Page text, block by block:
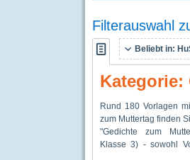
Filterauswahl
Beliebt in:
Rund 180 Vorlagen
zum Muttertag finden
"Gedichte zum
Klasse 3) - sowohl
das Gedicht
oder zu
Schriftarten